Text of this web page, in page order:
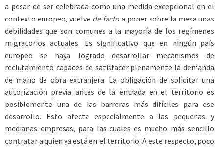
a pesar de ser celebrada como una medida excepcional en el
contexto europeo, vuelve de facto a poner sobre la mesa unas
debilidades que son comunes a la mayoría de los regímenes
migratorios actuales. Es significativo que en ningún país
europeo se haya logrado desarrollar mecanismos de
reclutamiento capaces de satisfacer plenamente la demanda
de mano de obra extranjera. La obligación de solicitar una
autorización previa antes de la entrada en el territorio es
posiblemente una de las barreras más difíciles para ese
desarrollo. Esto afecta especialmente a las pequeñas y
medianas empresas, para las cuales es mucho más sencillo
contratar a quien ya está en el territorio. A este respecto, poco